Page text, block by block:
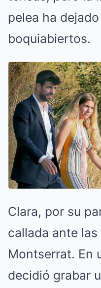
pelea ha
boquiabiertos.
Clara, por su
callada ante
Montserrat. En
decidió grabar